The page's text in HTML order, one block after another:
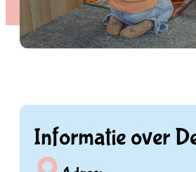
Informatie over